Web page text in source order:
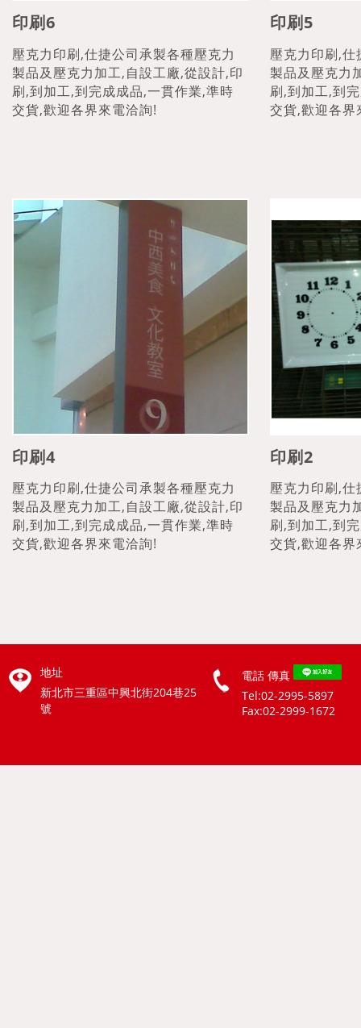
印刷6
壓克力印刷,仕捷公司承製各種壓克力
製品及壓克力加工,自設工廠,從設計,印
刷,到加工,到完成成品,一貫作業,準時
交貨,歡迎各界來電洽詢!
印刷5
壓克力印刷,
製品及壓克力
刷,到加工,到
交貨,歡迎各界
印刷4
壓克力印刷,仕捷公司承製各種壓克力
製品及壓克力加工,自設工廠,從設計,印
刷,到加工,到完成成品,一貫作業,準時
交貨,歡迎各界來電洽詢!
印刷2
壓克力印刷,仕
製品及壓克力
刷,到加工,到
交貨,歡迎各界
地址
新北市三重區中興北街204巷25
號
電話 傳真
Tel:02-2995-5897
Fax:02-2999-1672